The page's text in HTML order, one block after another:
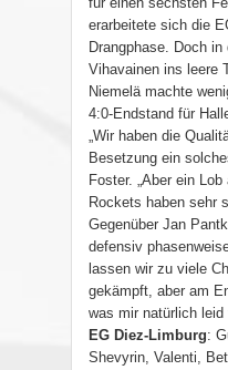
erarbeitete sich die
Drangphase. Doch
Vihavainen ins leere
Niemelä machte
4:0-Endstand für
„Wir haben die
Besetzung ein
Foster. „Aber ein
Rockets haben sehr
Gegenüber Jan
defensiv
lassen wir zu viele
gekämpft, aber am
was mir natürlich
EG Diez-Limburg:
Shevyrin, Valenti,